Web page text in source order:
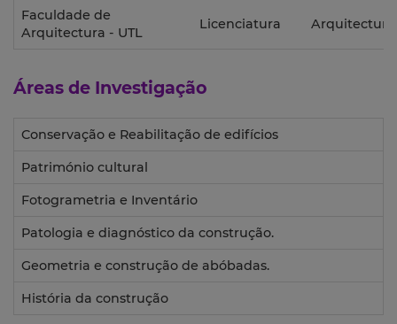
Faculdade de
Arquitectura - UTL
Licenciatura Arquitectura
Áreas de Investigação
Conservação e Reabilitação de edifícios
Património cultural
Fotogrametria e Inventário
Patologia e diagnóstico da construção.
Geometria e construção de abóbadas.
História da construção